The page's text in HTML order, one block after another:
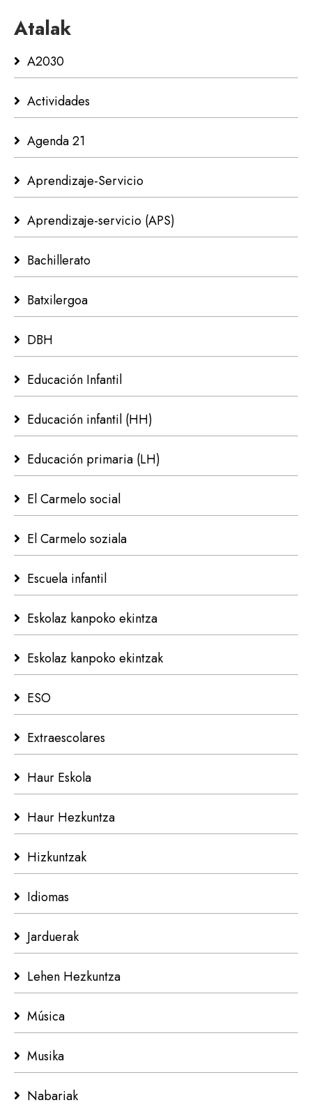
Atalak
A2030
Actividades
Agenda 21
Aprendizaje-Servicio
Aprendizaje-servicio (APS)
Bachillerato
Batxilergoa
DBH
Educación Infantil
Educación infantil (HH)
Educación primaria (LH)
El Carmelo social
El Carmelo soziala
Escuela infantil
Eskolaz kanpoko ekintza
Eskolaz kanpoko ekintzak
ESO
Extraescolares
Haur Eskola
Haur Hezkuntza
Hizkuntzak
Idiomas
Jarduerak
Lehen Hezkuntza
Música
Musika
Nabariak